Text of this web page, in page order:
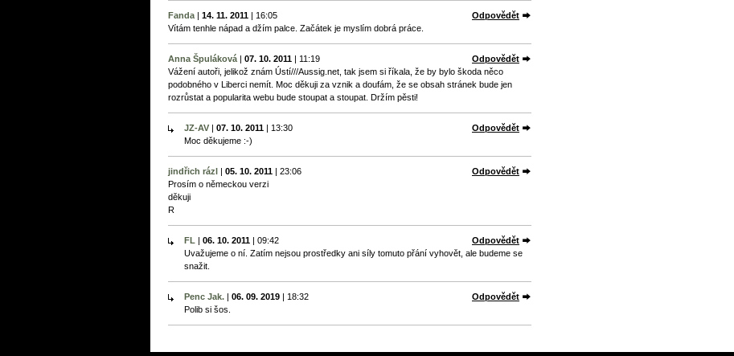
Fanda | 14. 11. 2011 | 16:05
Odpovědět
Vítám tenhle nápad a džím palce. Začátek je myslím dobrá práce.
Anna Špuláková | 07. 10. 2011 | 11:19
Odpovědět
Vážení autoři, jelikož znám Ústí///Aussig.net, tak jsem si říkala, že by bylo škoda něco
podobného v Liberci nemít. Moc děkuji za vznik a doufám, že se obsah stránek bude jen
rozrůstat a popularita webu bude stoupat a stoupat. Držím pěsti!
JZ-AV | 07. 10. 2011 | 13:30
Odpovědět
Moc děkujeme :-)
jindřich rázl | 05. 10. 2011 | 23:06
Odpovědět
Prosím o německou verzi
děkuji
R
FL | 06. 10. 2011 | 09:42
Odpovědět
Uvažujeme o ní. Zatím nejsou prostředky ani síly tomuto přání vyhovět, ale budeme se
snažit.
Penc Jak. | 06. 09. 2019 | 18:32
Odpovědět
Polib si šos.